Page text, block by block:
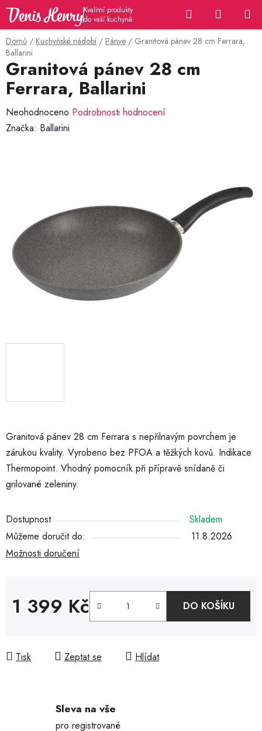
Přejít
obsah
Hledat
KOŠÍK
Domů / Kuchyňské nádobí / Pánve / Granitová pánev 28 cm Ferrara,
Ballarini
Granitová pánev 28 cm Ferrara s nepřilnavým povrchem je
zárukou kvality. Vyrobeno bez PFOA a těžkých kovů. Indikace
Thermopoint. Vhodný pomocník při přípravě snídaně či
grilované zeleniny.
Dostupnost
Skladem
Můžeme doručit do:
11.8.2026
Možnosti doručení
1 399 Kč DO KOŠÍKU
Tisk Zeptat se Hlídat
Granitová pánev 28 cm
Ferrara, Ballarini
Průměrné
hodnocení
hvězdiček.
Neohodnoceno Podrobnosti hodnocení
Značka: Ballarini
Sleva na vše
pro registrované